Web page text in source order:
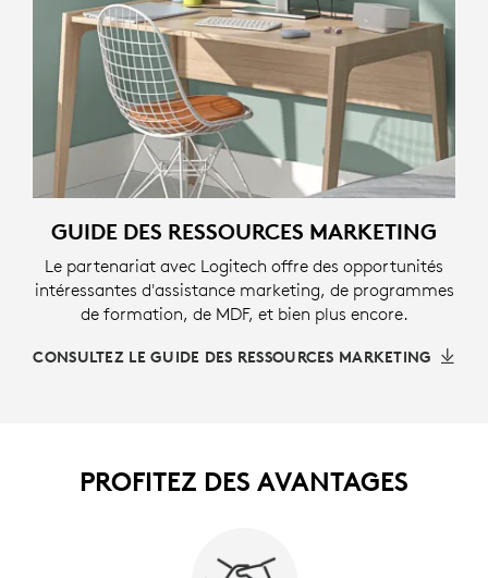
GUIDE DES RESSOURCES MARKETING
Le partenariat avec Logitech offre des opportunités
intéressantes d'assistance marketing, de programmes
de formation, de MDF, et bien plus encore.
CONSULTEZ LE GUIDE DES RESSOURCES MARKETING
PROFITEZ DES AVANTAGES